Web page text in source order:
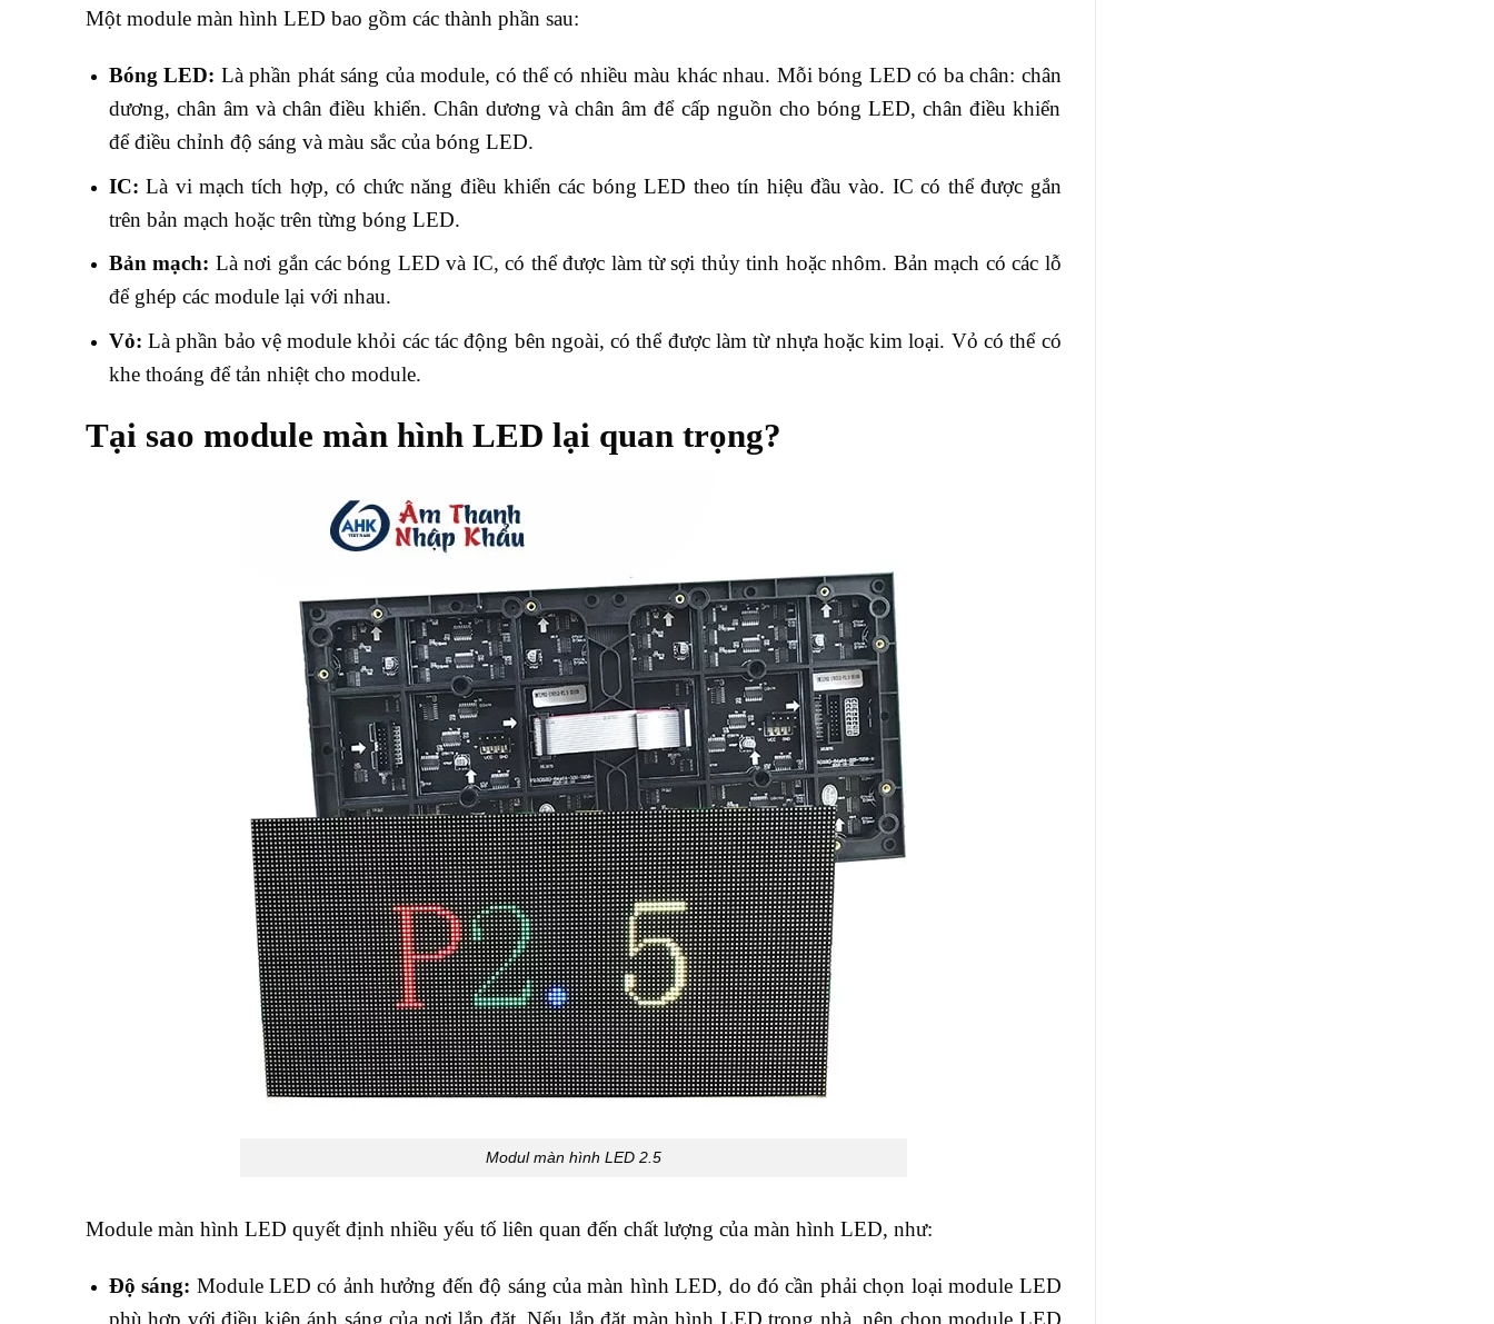
Một module màn hình LED bao gồm các thành phần sau:
Bóng LED: Là phần phát sáng của module, có thể có nhiều màu khác nhau. Mỗi bóng LED có ba chân: chân
dương, chân âm và chân điều khiển. Chân dương và chân âm để cấp nguồn cho bóng LED, chân điều khiển
để điều chỉnh độ sáng và màu sắc của bóng LED.
IC: Là vi mạch tích hợp, có chức năng điều khiển các bóng LED theo tín hiệu đầu vào. IC có thể được gắn
trên bản mạch hoặc trên từng bóng LED.
Bản mạch: Là nơi gắn các bóng LED và IC, có thể được làm từ sợi thủy tinh hoặc nhôm. Bản mạch có các lỗ
để ghép các module lại với nhau.
Vỏ: Là phần bảo vệ module khỏi các tác động bên ngoài, có thể được làm từ nhựa hoặc kim loại. Vỏ có thể có
khe thoáng để tản nhiệt cho module.
Tại sao module màn hình LED lại quan trọng?
Modul màn hình LED 2.5
Module màn hình LED quyết định nhiều yếu tố liên quan đến chất lượng của màn hình LED, như:
Độ sáng: Module LED có ảnh hưởng đến độ sáng của màn hình LED, do đó cần phải chọn loại module LED
phù hợp với điều kiện ánh sáng của nơi lắp đặt. Nếu lắp đặt màn hình LED trong nhà, nên chọn module LED